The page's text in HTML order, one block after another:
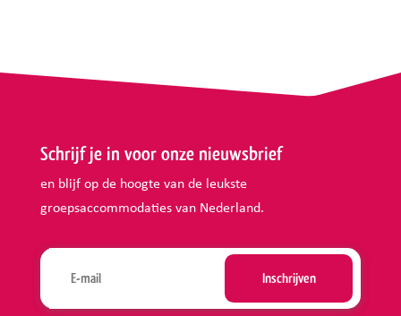
Schrijf je in voor onze nieuwsbrief
en blijf op de hoogte van de leukste
groepsaccommodaties van Nederland.